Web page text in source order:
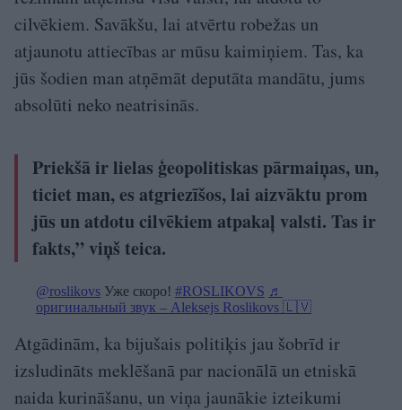
cilvēkiem. Savākšu, lai atvērtu robežas un
atjaunotu attiecības ar mūsu kaimiņiem. Tas, ka
jūs šodien man atņēmāt deputāta mandātu, jums
absolūti neko neatrisinās.
Priekšā ir lielas ģeopolitiskas pārmaiņas, un,
ticiet man, es atgriezīšos, lai aizvāktu prom
jūs un atdotu cilvēkiem atpakaļ valsti. Tas ir
fakts,” viņš teica.
@roslikovs Уже скоро! #ROSLIKOVS ♬
оригинальный звук – Aleksejs Roslikovs 🇱🇻
Atgādinām, ka bijušais politiķis jau šobrīd ir
izsludināts meklēšanā par nacionālā un etniskā
naida kurināšanu, un viņa jaunākie izteikumi